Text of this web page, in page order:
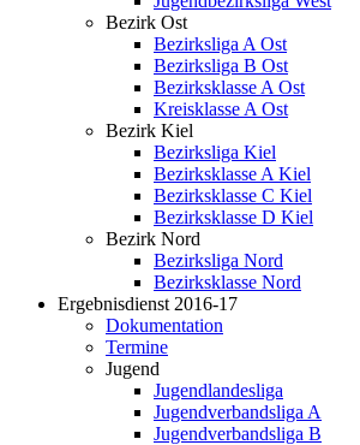
Bezirk Ost
Bezirksliga A Ost
Bezirksliga B Ost
Bezirksklasse A Ost
Kreisklasse A Ost
Bezirk Kiel
Bezirksliga Kiel
Bezirksklasse A Kiel
Bezirksklasse C Kiel
Bezirksklasse D Kiel
Bezirk Nord
Bezirksliga Nord
Bezirksklasse Nord
Ergebnisdienst 2016-17
Dokumentation
Termine
Jugend
Jugendlandesliga
Jugendverbandsliga A
Jugendverbandsliga B